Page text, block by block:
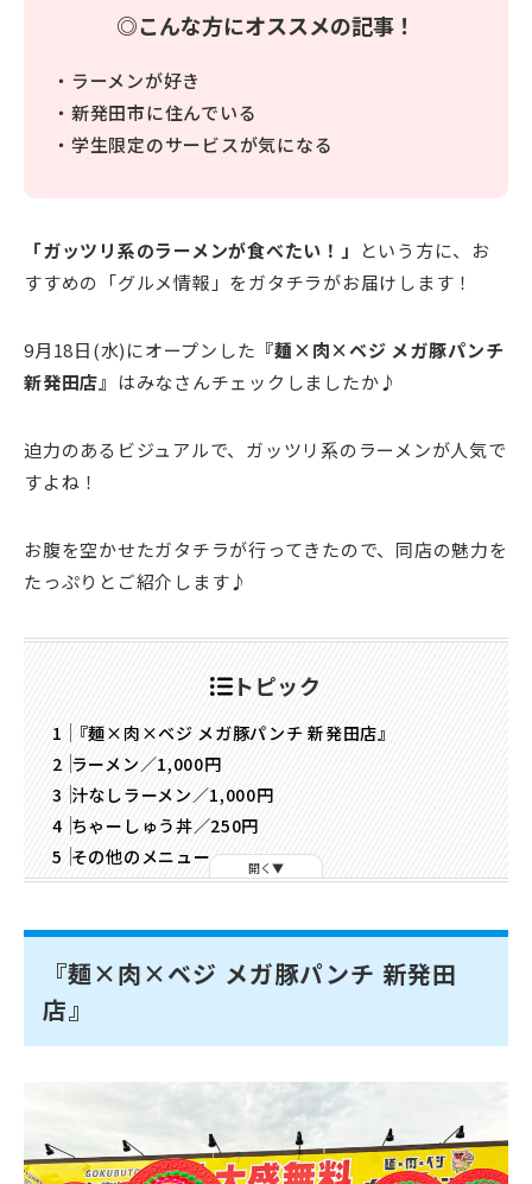
◎こんな方にオススメの記事！
・ラーメンが好き
・新発田市に住んでいる
・学生限定のサービスが気になる
「ガッツリ系のラーメンが食べたい！」
という方に、お
すすめの「グルメ情報」をガタチラがお届けします！
9月18日(水)にオープンした 『麺×肉×ベジ メガ豚パンチ
新発田店』 はみなさんチェックしましたか♪
迫力のあるビジュアルで、ガッツリ系のラーメンが人気で
すよね！
お腹を空かせたガタチラが行ってきたので、同店の魅力を
たっぷりとご紹介します♪
トピック
『麺×肉×ベジ メガ豚パンチ 新発田店』
ラーメン／1,000円
汁なしラーメン／1,000円
ちゃーしゅう丼／250円
その他のメニュー
開く
『麺×肉×ベジ メガ豚パンチ 新発田
店』